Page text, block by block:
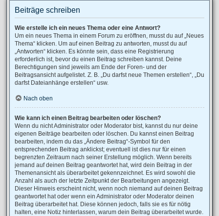
Beiträge schreiben
Wie erstelle ich ein neues Thema oder eine Antwort?
Um ein neues Thema in einem Forum zu eröffnen, musst du auf „Neues
Thema“ klicken. Um auf einen Beitrag zu antworten, musst du auf
„Antworten“ klicken. Es könnte sein, dass eine Registrierung
erforderlich ist, bevor du einen Beitrag schreiben kannst. Deine
Berechtigungen sind jeweils am Ende der Foren- und der
Beitragsansicht aufgelistet. Z. B. „Du darfst neue Themen erstellen“, „Du
darfst Dateianhänge erstellen“ usw.
Nach oben
Wie kann ich einen Beitrag bearbeiten oder löschen?
Wenn du nicht Administrator oder Moderator bist, kannst du nur deine
eigenen Beiträge bearbeiten oder löschen. Du kannst einen Beitrag
bearbeiten, indem du das „Ändere Beitrag“-Symbol für den
entsprechenden Beitrag anklickst; eventuell ist dies nur für einen
begrenzten Zeitraum nach seiner Erstellung möglich. Wenn bereits
jemand auf deinen Beitrag geantwortet hat, wird dein Beitrag in der
Themenansicht als überarbeitet gekennzeichnet. Es wird sowohl die
Anzahl als auch der letzte Zeitpunkt der Bearbeitungen angezeigt.
Dieser Hinweis erscheint nicht, wenn noch niemand auf deinen Beitrag
geantwortet hat oder wenn ein Administrator oder Moderator deinen
Beitrag überarbeitet hat. Diese können jedoch, falls sie es für nötig
halten, eine Notiz hinterlassen, warum dein Beitrag überarbeitet wurde.